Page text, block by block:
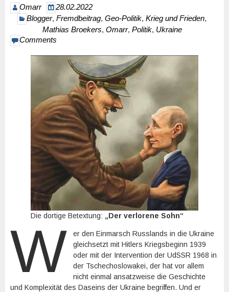
Omarr
28.02.2022
Blogger, Fremdbeitrag, Geo-Politik, Krieg und Frieden,
Mathias Broekers, Omarr, Politik, Ukraine
Comments
Die dortige Betextung: „Der verlorene Sohn“
W
er den Einmarsch Russlands in die Ukraine
gleichsetzt mit Hitlers Kriegsbeginn 1939
oder mit der Intervention der UdSSR 1968 in
der Tschechoslowakei, der hat vor allem
nicht einmal ansatzweise die Geschichte
und Komplexität des Daseins der Ukraine begriffen. Und er